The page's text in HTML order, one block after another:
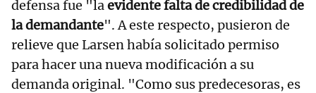
defensa fue "laevidente falta de credibilidad de
la demandante". A este respecto, pusieron de
relieve que Larsen había solicitado permiso
para hacer una nueva modificación a su
demanda original. "Como sus predecesoras, es